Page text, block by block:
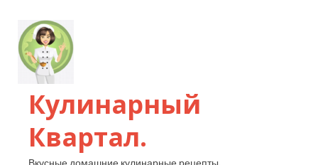
Кулинарный
Квартал.
Вкусные домашние кулинарные рецепты.